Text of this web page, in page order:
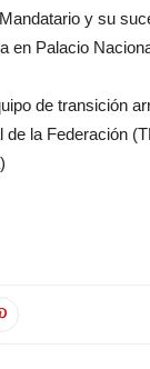
y su
en Palacio
de transición
la Federación